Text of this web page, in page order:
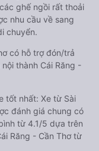
ghế ngồi rất thoải
nhu cầu về sang
chuyển.
có hỗ trợ đón/trả
thành Cái Răng -
tốt nhất: Xe từ Sài
đánh giá chung có
từ 4.1/5 dựa trên
Răng - Cần Thơ từ